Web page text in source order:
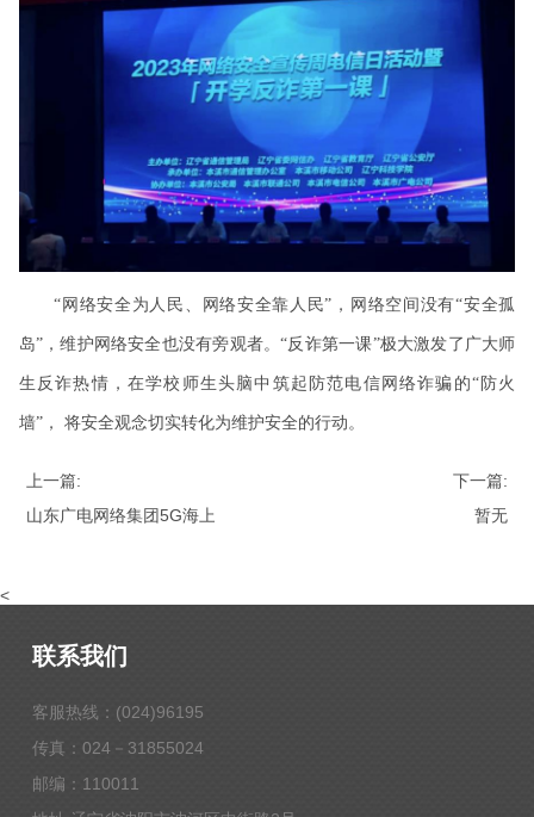
“网络安全为人民、网络安全靠人民”，网络空间没有“安全孤
岛”，维护网络安全也没有旁观者。“反诈第一课”极大激发了广大师
生反诈热情，在学校师生头脑中筑起防范电信网络诈骗的“防火
墙”， 将安全观念切实转化为维护安全的行动。
上一篇:
山东广电网络集团5G海上超远距离测试刷新世界纪录
下一篇:
暂无
<
联系我们
客服热线：(024)96195
传真：024－31855024
邮编：110011